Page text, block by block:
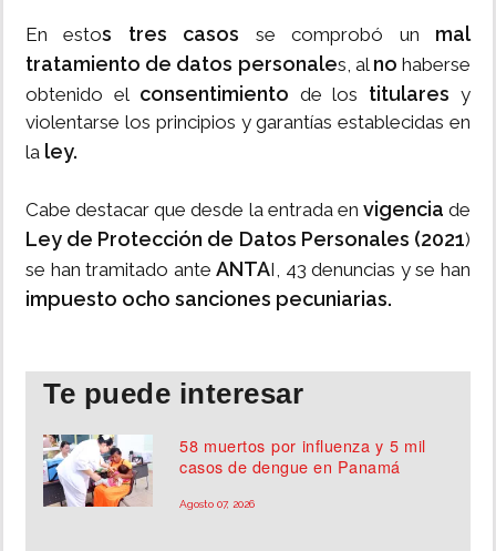
En estos tres casos se comprobó un mal
tratamiento de datos personales, al no haberse
obtenido el consentimiento de los titulares y
violentarse los principios y garantías establecidas en
la ley.
Cabe destacar que desde la entrada en vigencia de
Ley de Protección de Datos Personales (2021)
se han tramitado anteANTAI, 43 denuncias y se han
impuesto ocho sanciones pecuniarias.
Te puede interesar
58 muertos por influenza y 5 mil
casos de dengue en Panamá
Agosto 07, 2026